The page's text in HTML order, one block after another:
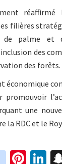
réaffirmé
filières
palme et
des
des forêts.
économique
promouvoir
une
la RDC et le
in Pi Li